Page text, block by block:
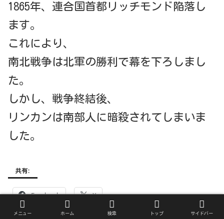
1865年、連合国首都リッチモンド陥落し
ます。
これにより、
南北戦争は北軍の勝利で幕を下ろしまし
た。
しかし、戦争終結後、
リンカンは南部人に暗殺されてしまいま
した。
共有:
Facebook X
メニュー ホーム 検索 トップ サイドバー